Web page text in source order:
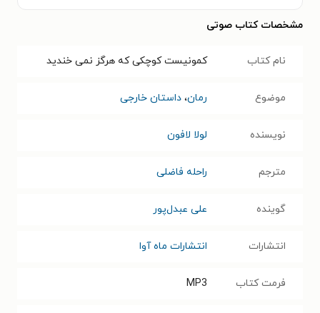
مشخصات کتاب صوتی
نام کتاب کمونیست کوچکی که هرگز نمی خندید
موضوع رمان، داستان خارجی
نویسنده لولا لافون
مترجم راحله فاضلی
گوینده علی عبدل‌پور
انتشارات انتشارات ماه آوا
فرمت کتاب MP3